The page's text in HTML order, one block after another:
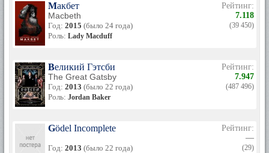
Макбет
Macbeth
Год: 2015 (было 24 года)
Роль: Lady Macduff
Рейтинг:
7.118
(39 450)
Великий Гэтсби
The Great Gatsby
Год: 2013 (было 22 года)
Роль: Jordan Baker
Рейтинг:
7.947
(487 496)
Gödel Incomplete
Год: 2013 (было 22 года)
Рейтинг:
—
(29)